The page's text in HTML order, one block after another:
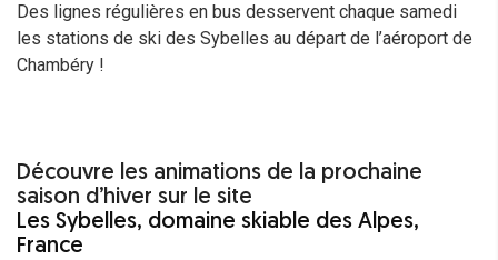
Des lignes régulières en bus desservent chaque samedi
les stations de ski des Sybelles au départ de l’aéroport de
Chambéry !
Découvre les animations de la prochaine
saison d’hiver sur le site
Les Sybelles, domaine skiable des Alpes,
France